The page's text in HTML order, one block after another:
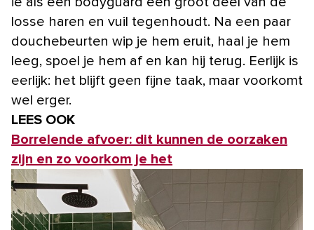
losse haren en vuil tegenhoudt. Na een paar
douchebeurten wip je hem eruit, haal je hem
leeg, spoel je hem af en kan hij terug. Eerlijk is
eerlijk: het blijft geen fijne taak, maar voorkomt
wel erger.
LEES OOK
Borrelende afvoer: dit kunnen de oorzaken
zijn en zo voorkom je het